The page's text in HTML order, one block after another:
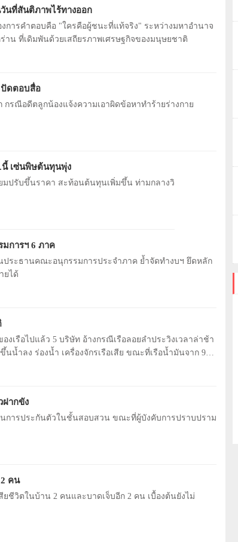
วันที่สันติภาพไร้ทางออก
การคำตอบคือ "ใครคือผู้ชนะที่แท้จริง" ระหว่างมหาอำนาจ
าน ที่เดิมพันด้วยเสถียรภาพเศรษฐกิจของมนุษยชาติ
ปัดตอบสื่อ
รณีอดีตลูกน้องแจ้งความเอาผิดข้อหาทำร้ายร่างกาย
.นี้ เซ่นพิษต้นทุนพุ่ง
วส์ เตรียมปรับขึ้นราคา สะท้อนต้นทุนเพิ่มขึ้น ท่ามกลางวิ
การฯ 6 ภาค
ระธานคณะอนุกรรมการประจำภาค ย้ำจัดทำงบฯ ยึดหลัก
ยได้
เรือไปแล้ว 5 บริษัท อ้างกรณีเรือลอยลำประวิงเวลาล่าช้า
น้ำลง ร่องน้ำ เครื่องจักรเรือเสีย ขณะที่เรือน้ำมันจาก 99
ากขัง
การประกันตัวในชั้นสอบสวน ขณะที่ผู้บังคับการปราบปราม
คน
ชีวิตในบ้าน 2 คนและบาดเจ็บอีก 2 คน เบื้องต้นยังไม่